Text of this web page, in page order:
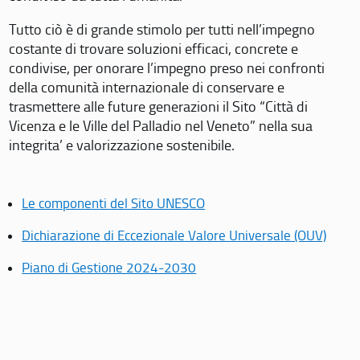
Tutto ciò è di grande stimolo per tutti nell’impegno
costante di trovare soluzioni efficaci, concrete e
condivise, per onorare l’impegno preso nei confronti
della comunità internazionale di conservare e
trasmettere alle future generazioni il Sito “Città di
Vicenza e le Ville del Palladio nel Veneto” nella sua
integrita’ e valorizzazione sostenibile.
Le componenti del Sito UNESCO
Dichiarazione di Eccezionale Valore Universale (OUV)
Piano di Gestione 2024-2030